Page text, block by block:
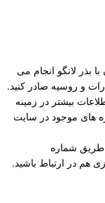
بذر لانگو انجام می
و روسیه صادر کنید.
بیشتر در زمینه
های موجود در سایت
طریق شماره
نوروزی هم در ارتباط باشید.